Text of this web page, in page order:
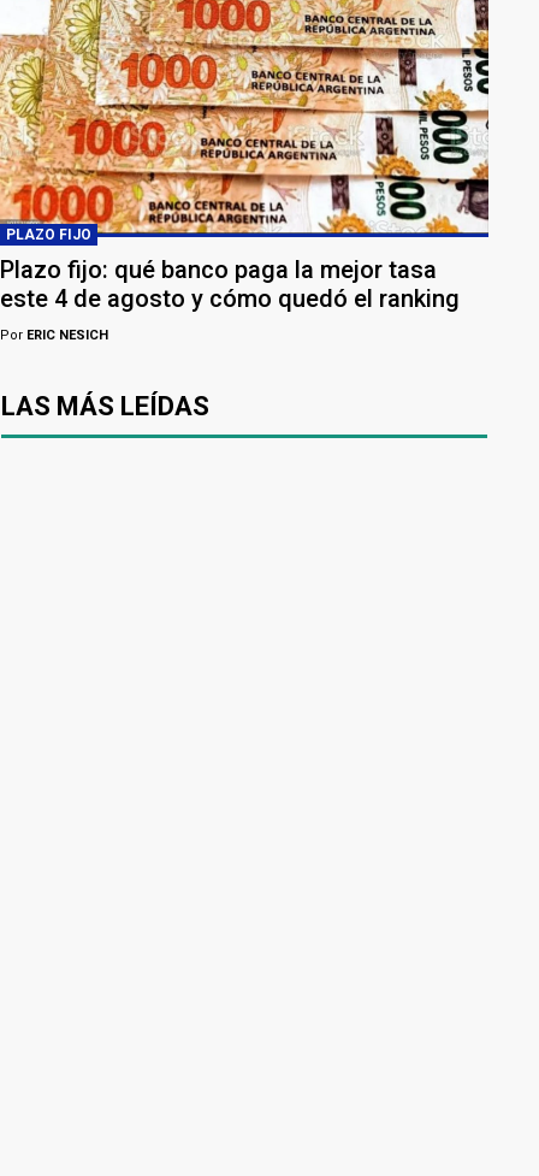
PLAZO FIJO
Plazo fijo: qué banco paga la mejor tasa
este 4 de agosto y cómo quedó el ranking
Por ERIC NESICH
LAS MÁS LEÍDAS